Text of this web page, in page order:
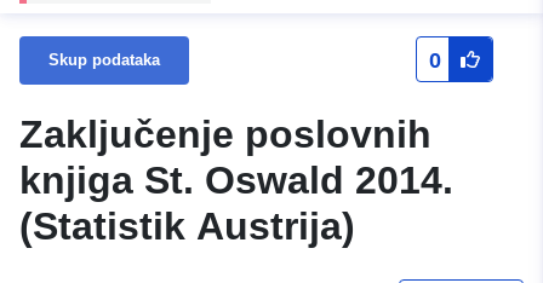
Skup podataka 0
Zaključenje poslovnih
knjiga St. Oswald 2014.
(Statistik Austrija)